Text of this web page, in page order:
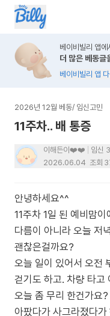
베이비빌리 앱에
더 많은 베동글
베이비빌리 앱 다
2026년 12월 베동/ 임신고민
11주차.. 배 통증
이해든이❤️❤️
임신
2026.06.04 조회
안녕하세요^^
11주차 1일 된 예비맘이
다름이 아니라 오늘 저
괜찮은걸까요?
오늘 일이 있어서 오전
걷기도 하고. 차량 타고
오늘 좀 무리 한건가요
아팠다가 사그라졌다